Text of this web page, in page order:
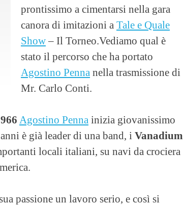
prontissimo a cimentarsi nella gara
canora di imitazioni a Tale e Quale
Show– Il Torneo.Vediamo qual è
stato il percorso che ha portato
Agostino Penna nella trasmissione di
Mr. Carlo Conti.
Agostino Penna inizia giovanissimo
è già leader di una band, i Vanadium
locali italiani, su navi da crociera
passione un lavoro serio, e così si